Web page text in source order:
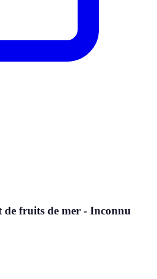
de fruits de mer - Inconnu